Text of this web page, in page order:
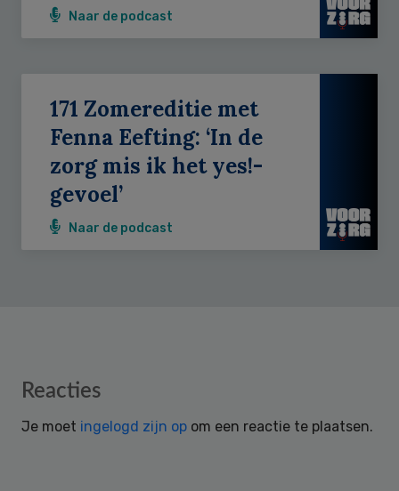
Naar de podcast
171 Zomereditie met
Fenna Eefting: ‘In de
zorg mis ik het yes!-
gevoel’
Naar de podcast
Reader
Reacties
Je moet ingelogd zijn op om een reactie te plaatsen.